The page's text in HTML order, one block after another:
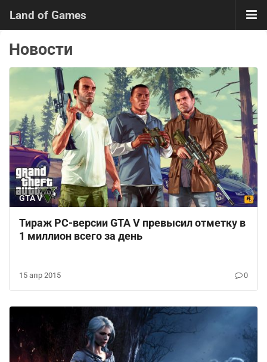
Land of Games
Новости
GTA V
Тираж PC-версии GTA V превысил отметку в
1 миллион всего за день
15 апр 2015 0